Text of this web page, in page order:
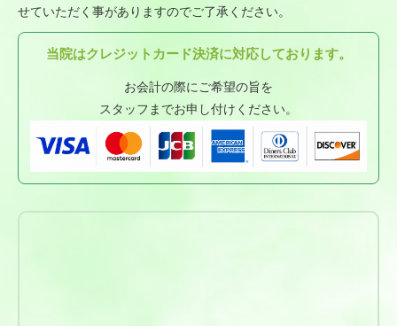
せていただく事がありますのでご了承ください。
当院はクレジットカード決済に対応しております。
お会計の際にご希望の旨を
スタッフまでお申し付けください。